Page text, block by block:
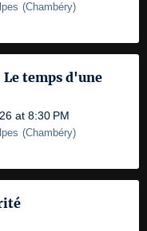
(Chambéry)
temps d'une
at 8:30 PM
(Chambéry)